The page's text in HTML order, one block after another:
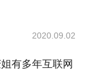
2020.09.02
有多年互联网